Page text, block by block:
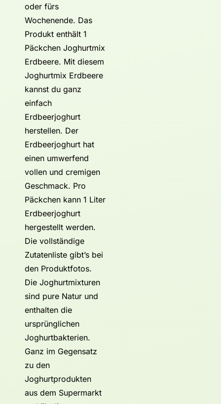
oder fürs
Wochenende. Das
Produkt enthält 1
Päckchen Joghurtmix
Erdbeere. Mit diesem
Joghurtmix Erdbeere
kannst du ganz
einfach
Erdbeerjoghurt
herstellen. Der
Erdbeerjoghurt hat
einen umwerfend
vollen und cremigen
Geschmack. Pro
Päckchen kann 1 Liter
Erdbeerjoghurt
hergestellt werden.
Die vollständige
Zutatenliste gibt’s bei
den Produktfotos.
Die Joghurtmixturen
sind pure Natur und
enthalten die
ursprünglichen
Joghurtbakterien.
Ganz im Gegensatz
zu den
Joghurtprodukten
aus dem Supermarkt